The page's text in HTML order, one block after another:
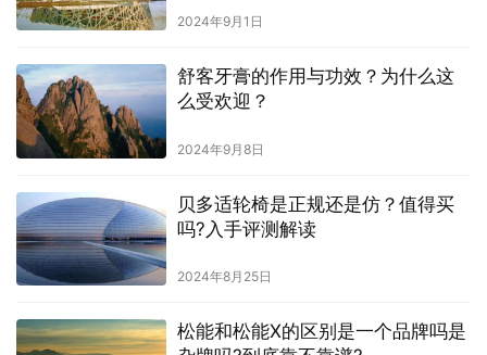
2024年9月1日
舒客牙膏的作用与功效？为什么这
么受欢迎？
2024年9月8日
贝多适轮椅是正规还是仿？值得买
吗?入手评测解读
2024年8月25日
松能和松能X的区别是一个品牌吗是